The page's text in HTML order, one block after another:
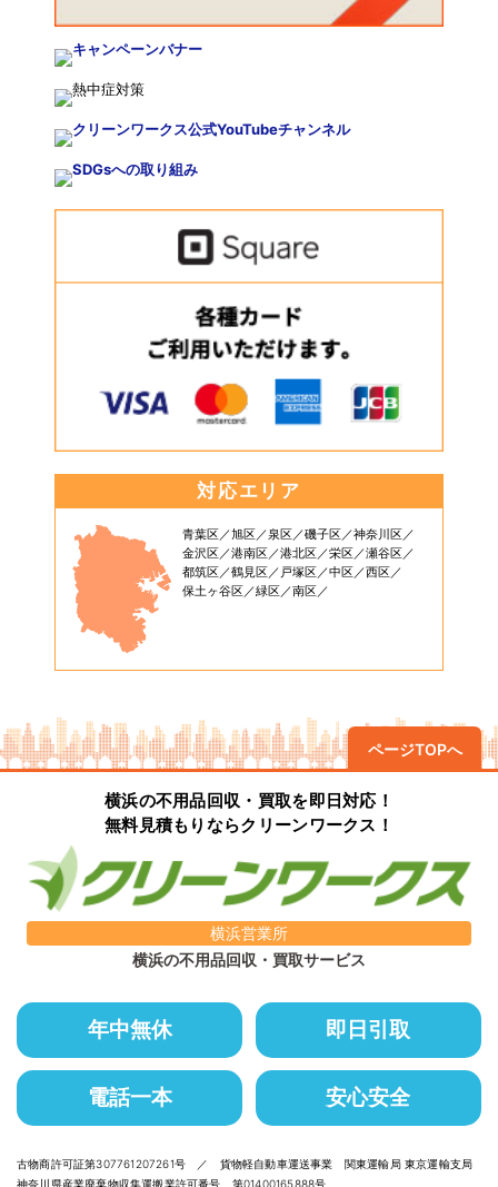
対応エリア
青葉区 旭区 泉区 磯子区
神奈川区
金沢区
港南区 港北区 栄区
瀬谷区
都筑区
鶴見区 戸塚区 中区
西区
保土ヶ谷区
緑区 南区
ページTOPへ
横浜の不用品回収・買取を即日対応！
無料見積もりならクリーンワークス！
横浜営業所
横浜の不用品回収・買取サービス
年中無休 即日引取
電話一本 安心安全
古物商許可証第307761207261号 ／ 貨物軽自動車運送事業 関東運輸局 東京運輸支局
神奈川県産業廃棄物収集運搬業許可番号 第01400165888号